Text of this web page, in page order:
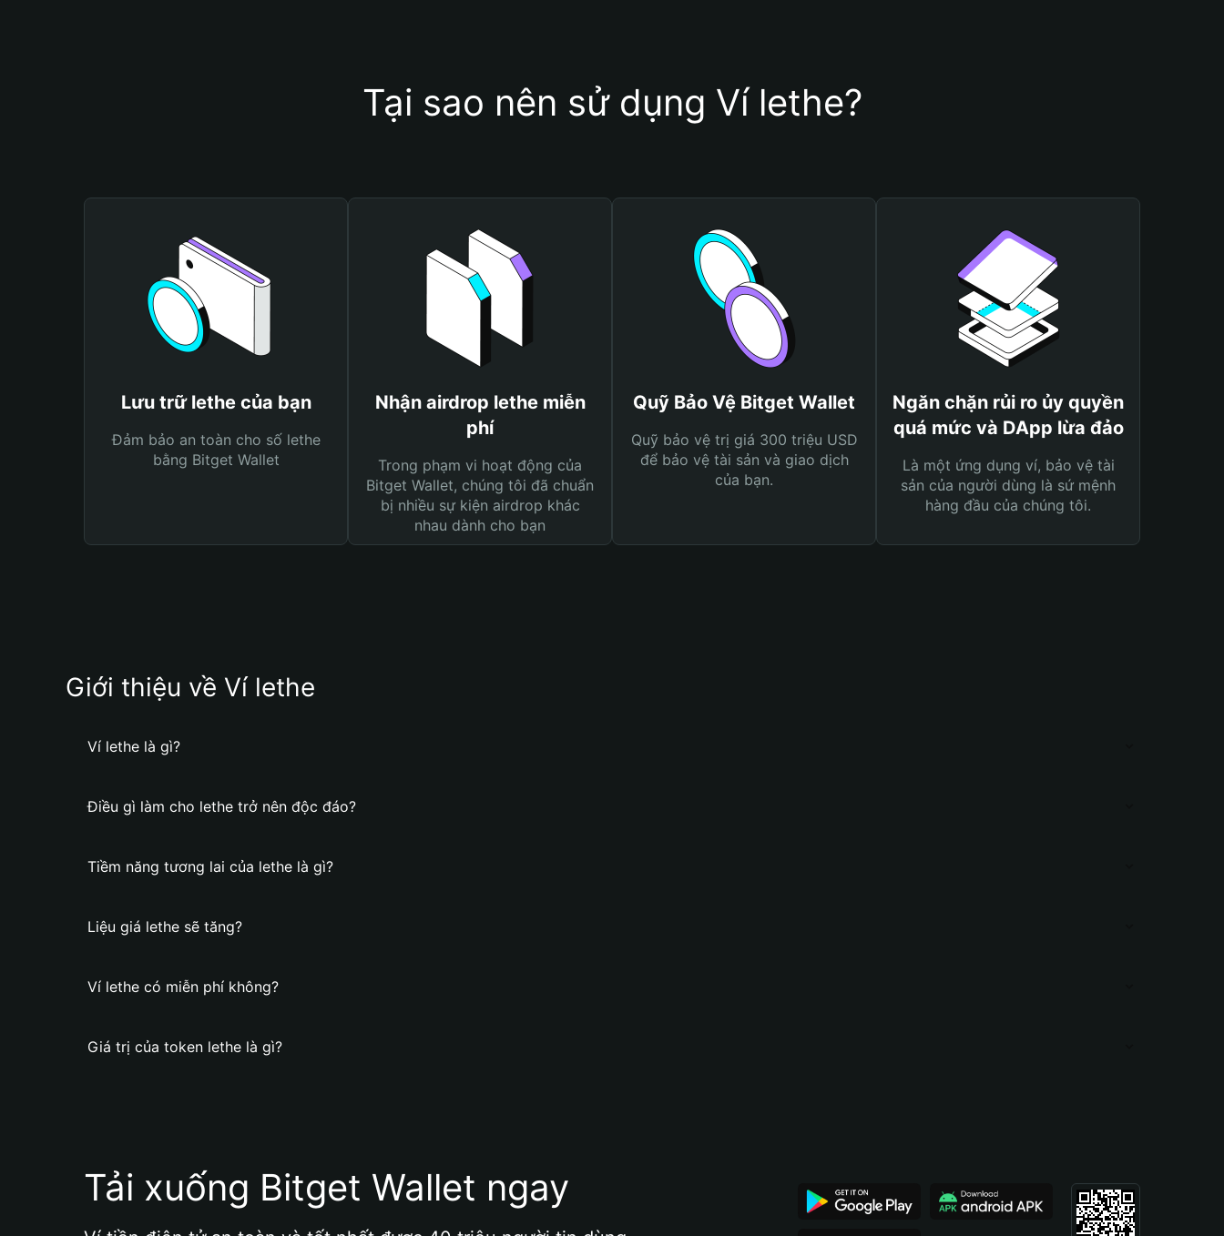
Tại sao nên sử dụng Ví lethe?
Lưu trữ lethe của bạn
Đảm bảo an toàn cho số lethe
bằng Bitget Wallet
Nhận airdrop lethe miễn
phí
Trong phạm vi hoạt động của
Bitget Wallet, chúng tôi đã chuẩn
bị nhiều sự kiện airdrop khác
nhau dành cho bạn
Quỹ Bảo Vệ Bitget Wallet
Quỹ bảo vệ trị giá 300 triệu USD
để bảo vệ tài sản và giao dịch
của bạn.
Ngăn chặn rủi ro ủy quyền
quá mức và DApp lừa đảo
Là một ứng dụng ví, bảo vệ tài
sản của người dùng là sứ mệnh
hàng đầu của chúng tôi.
Giới thiệu về Ví lethe
Ví lethe là gì?
Điều gì làm cho lethe trở nên độc đáo?
Tiềm năng tương lai của lethe là gì?
Liệu giá lethe sẽ tăng?
Ví lethe có miễn phí không?
Giá trị của token lethe là gì?
Tải xuống Bitget Wallet ngay